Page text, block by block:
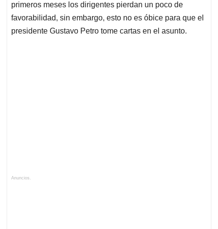
A
p
p
o
o
k
d
I
n
d
s
primeros meses los dirigentes pierdan un poco de
favorabilidad, sin embargo, esto no es óbice para que el
presidente Gustavo Petro tome cartas en el asunto.
Anuncios.